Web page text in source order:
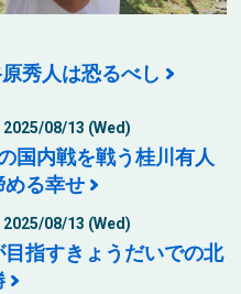
秀人は恐るべし
2025/08/13 (Wed)
国内戦を戦う桂川有人
める幸せ
2025/08/13 (Wed)
指すきょうだいでの北